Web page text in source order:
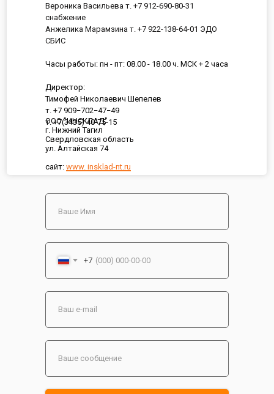
ООО "ИНСКЛАД"
г. Нижний Тагил
Свердловская область
ул. Алтайская 74
сайт: www. insklad-nt.ru
Вероника Васильева т. +7 912-690-80-31
снабжение
Анжелика Марамзина т. +7 922-138-64-01 ЭДО
СБИС
Часы работы: пн - пт: 08.00 - 18.00 ч. МСК + 2 часа
Директор:
Тимофей Николаевич Шепелев
т. +7 909−702−47−49
т. +7(3435) 40-75-15
+7